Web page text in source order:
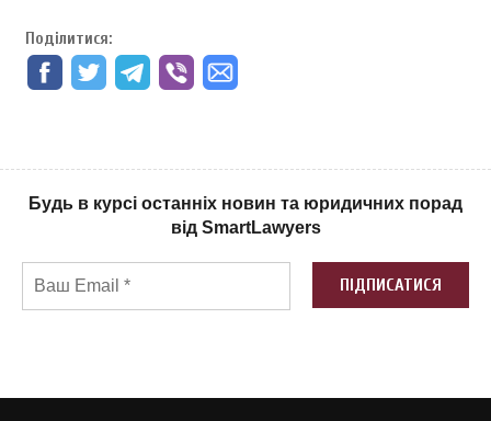
Поділитися:
Будь в курсі останніх новин та юридичних порад
від SmartLawyers